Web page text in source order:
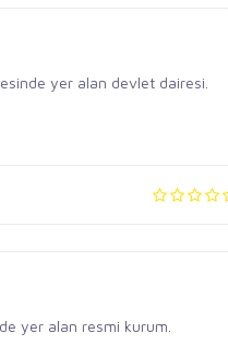
yer alan devlet dairesi.
yer alan resmi kurum.